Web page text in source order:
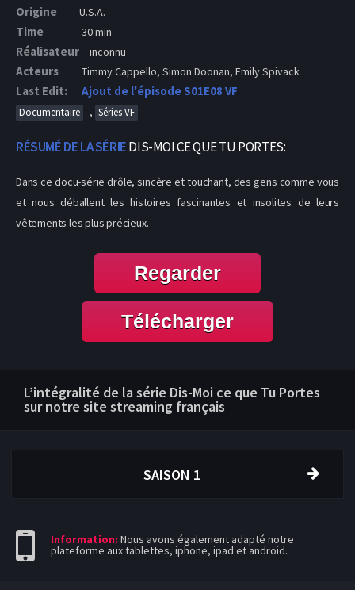
Origine U.S.A.
Time 30 min
Réalisateur inconnu
Acteurs Timmy Cappello, Simon Doonan, Emily Spivack
Last Edit: Ajout de l'épisode S01E08 VF
Documentaire , Séries VF
RÉSUMÉ DE LA SÉRIEDIS-MOI CE QUE TU PORTES:
Dans ce docu-série drôle, sincère et touchant, des gens comme vous
et nous déballent les histoires fascinantes et insolites de leurs
vêtements les plus précieux.
Regarder
Télécharger
L’intégralité de la série Dis-Moi ce que Tu Portes
sur notre site streaming français
SAISON 1
Information: Nous avons également adapté notre
plateforme aux tablettes, iphone, ipad et android.